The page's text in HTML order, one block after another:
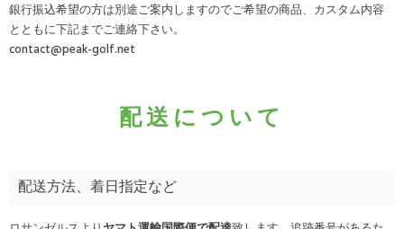
銀行振込希望の方は別途ご案内しますのでご希望の商品、カスタム内容
とともに下記までご連絡下さい。
contact@peak-golf.net
配送について
配送方法、着日指定など